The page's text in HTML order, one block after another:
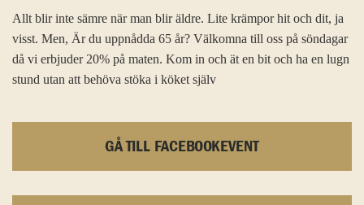
Allt blir inte sämre när man blir äldre. Lite krämpor hit och dit, ja
visst. Men, Är du uppnådda 65 år? Välkomna till oss på söndagar
då vi erbjuder 20% på maten. Kom in och ät en bit och ha en lugn
stund utan att behöva stöka i köket själv
GÅ TILL FACEBOOKEVENT